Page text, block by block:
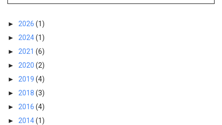
► 2026 (1)
► 2024(1)
► 2021 (6)
► 2020 (2)
► 2019 (4)
► 2018 (3)
► 2016 (4)
► 2014(1)